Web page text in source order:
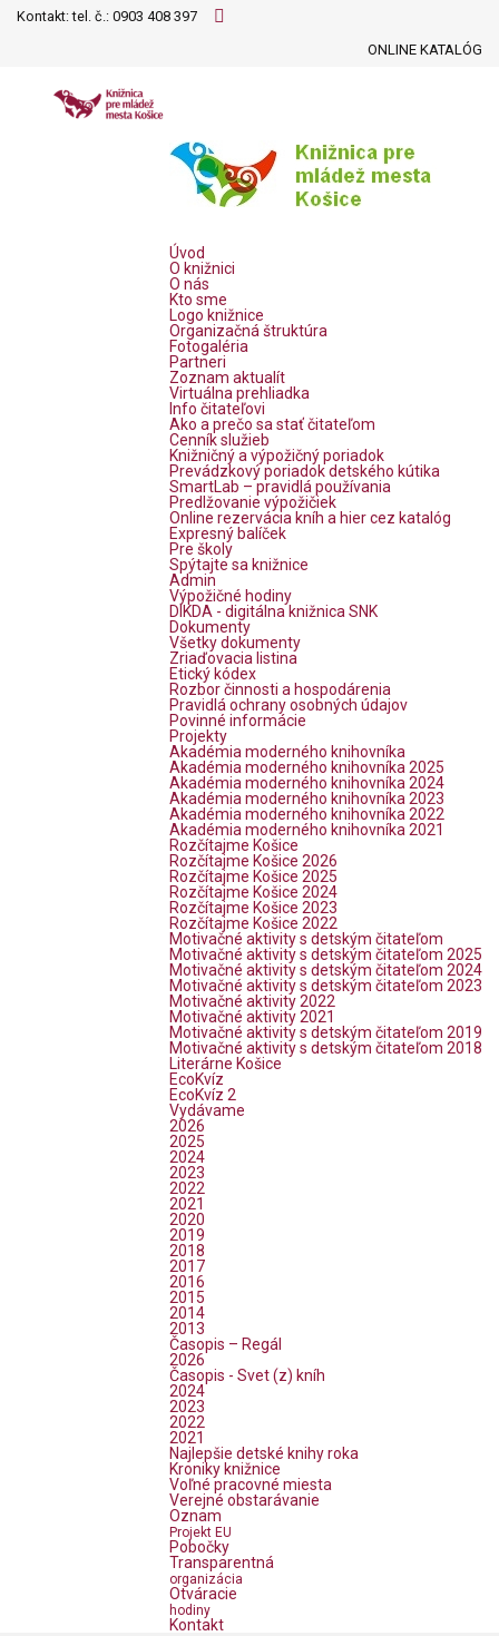
Kontakt: tel. č.: 0903 408 397
ONLINE KATALÓG
Úvod
O knižnici
O nás
Kto sme
Logo knižnice
Organizačná štruktúra
Fotogaléria
Partneri
Zoznam aktualít
Virtuálna prehliadka
Info čitateľovi
Ako a prečo sa stať čitateľom
Cenník služieb
Knižničný a výpožičný poriadok
Prevádzkový poriadok detského kútika
SmartLab – pravidlá používania
Predlžovanie výpožičiek
Online rezervácia kníh a hier cez katalóg
Expresný balíček
Pre školy
Spýtajte sa knižnice
Admin
Výpožičné hodiny
DIKDA - digitálna knižnica SNK
Dokumenty
Všetky dokumenty
Zriaďovacia listina
Etický kódex
Rozbor činnosti a hospodárenia
Pravidlá ochrany osobných údajov
Povinné informácie
Projekty
Akadémia moderného knihovníka
Akadémia moderného knihovníka 2025
Akadémia moderného knihovníka 2024
Akadémia moderného knihovníka 2023
Akadémia moderného knihovníka 2022
Akadémia moderného knihovníka 2021
Rozčítajme Košice
Rozčítajme Košice 2026
Rozčítajme Košice 2025
Rozčítajme Košice 2024
Rozčítajme Košice 2023
Rozčítajme Košice 2022
Motivačné aktivity s detským čitateľom
Motivačné aktivity s detským čitateľom 2025
Motivačné aktivity s detským čitateľom 2024
Motivačné aktivity s detským čitateľom 2023
Motivačné aktivity 2022
Motivačné aktivity 2021
Motivačné aktivity s detským čitateľom 2019
Motivačné aktivity s detským čitateľom 2018
Literárne Košice
EcoKvíz
EcoKvíz 2
Vydávame
2026
2025
2024
2023
2022
2021
2020
2019
2018
2017
2016
2015
2014
2013
Časopis – Regál
2026
Časopis - Svet (z) kníh
2024
2023
2022
2021
Najlepšie detské knihy roka
Kroniky knižnice
Voľné pracovné miesta
Verejné obstarávanie
Oznam
Projekt EU
Pobočky
Transparentná
organizácia
Otváracie
hodiny
Kontakt